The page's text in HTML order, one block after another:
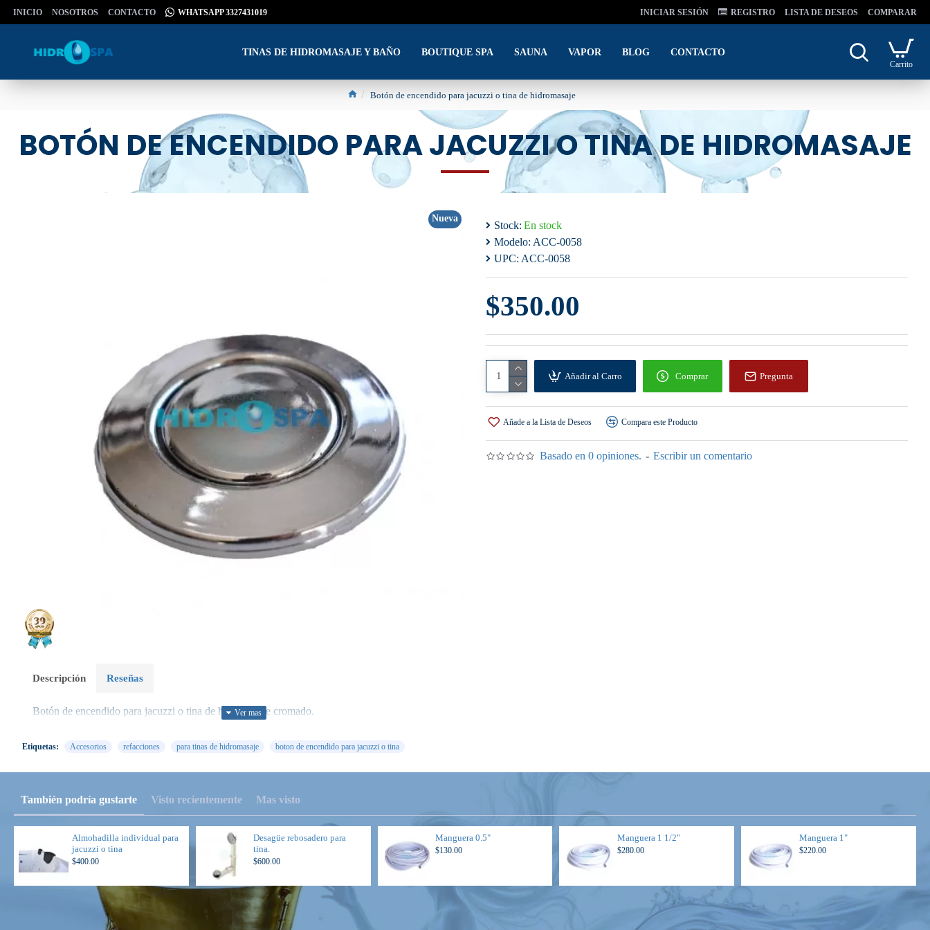
INICIO NOSOTROS CONTACTO WHATSAPP 3327431019 INICIAR SESIÓN REGISTRO LISTA DE DESEOS COMPARAR
TINAS DE HIDROMASAJE Y BAÑO BOUTIQUE SPA SAUNA VAPOR BLOG CONTACTO
Carrito
Botón de encendido para jacuzzi o tina de hidromasaje
BOTÓN DE ENCENDIDO PARA JACUZZI O TINA DE HIDROMASAJE
Nueva
Descripción Reseñas
Botón de encendido para jacuzzi o tina de hidromasaje cromado.
Stock: En stock
Modelo: ACC-0058
UPC: ACC-0058
Basado en 0 opiniones. - Escribir un comentario
$350.00
Añadir al Carro Comprar Pregunta
Añade a la Lista de Deseos Compara este Producto
Etiquetas: Accesorios refacciones para tinas de hidromasaje boton de encendido para jacuzzi o tina
También podría gustarte Visto recientemente Mas visto
Almohadilla individual para
jacuzzi o tina
$400.00
Desagüe rebosadero para
tina.
$600.00
Manguera 0.5"
$130.00
Manguera 1 1/2"
$280.00
Manguera 1"
$220.00